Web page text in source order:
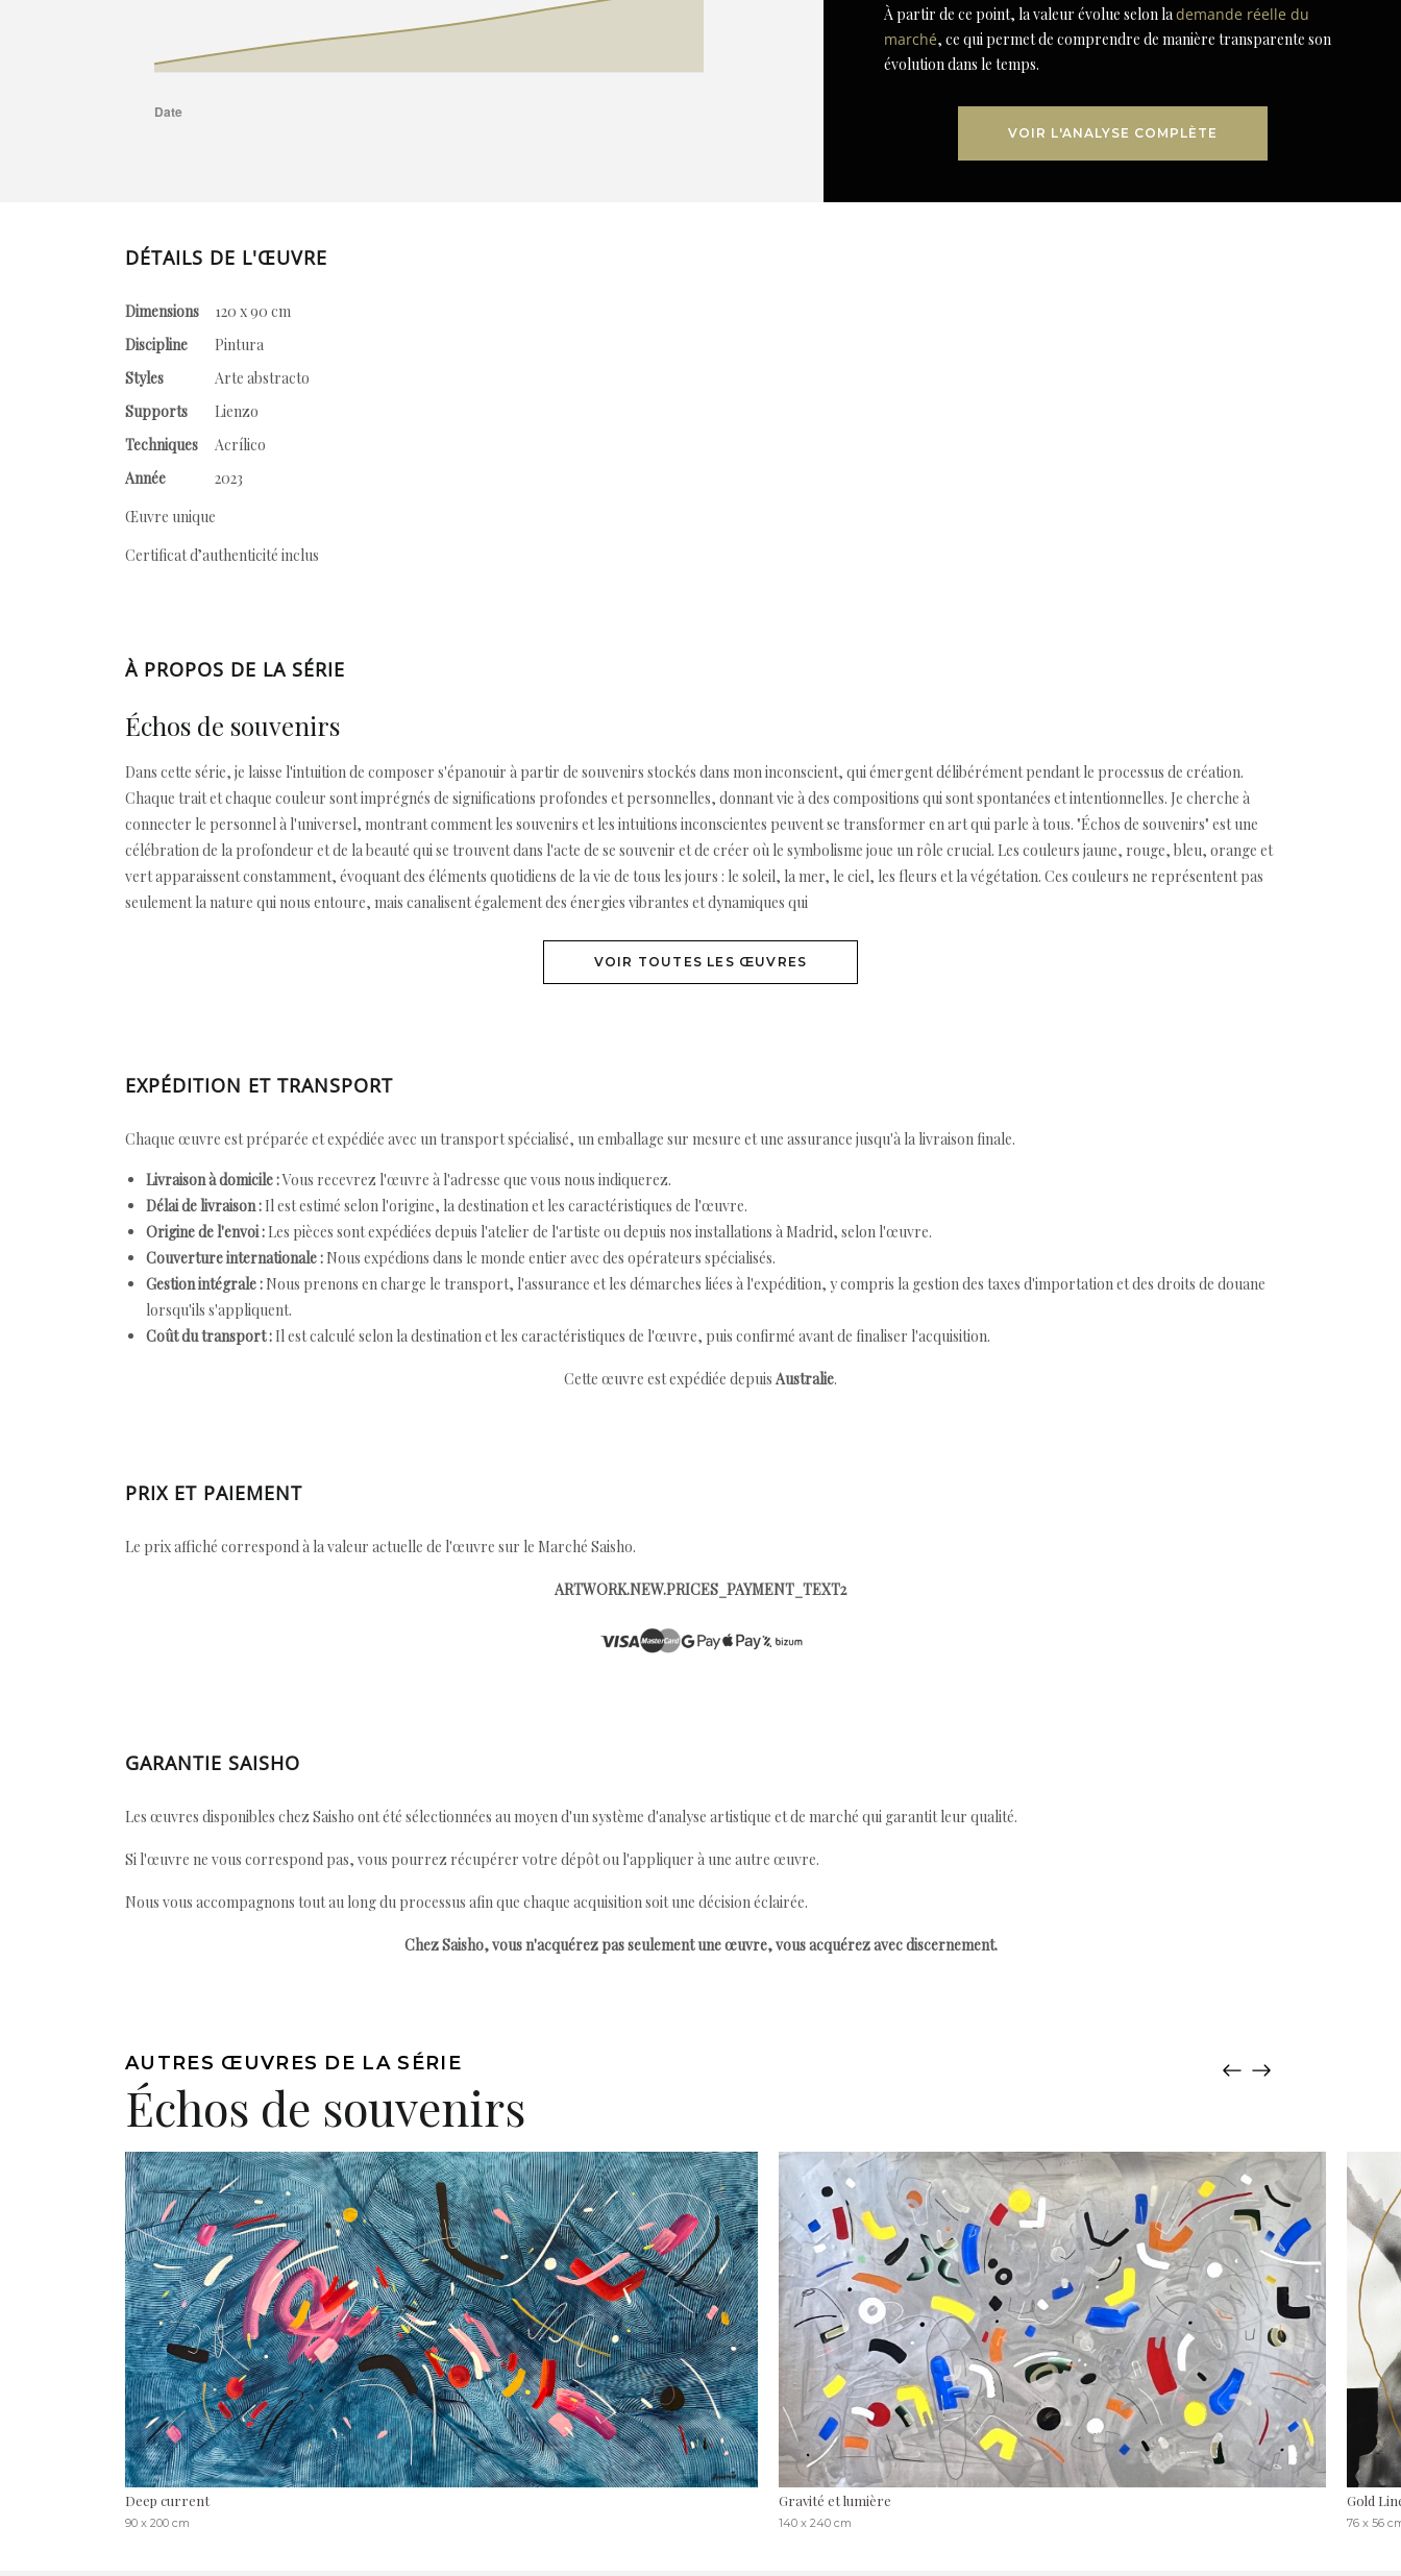
À partir de ce point, la valeur évolue selon lademande réelle du
marché, ce qui permet de comprendre de manière transparente son
évolution dans le temps.
VOIR L'ANALYSE COMPLÈTE
DÉTAILS DE L'ŒUVRE
Dimensions
120 x 90 cm
Discipline
Pintura
Styles
Arte abstracto
Supports
Lienzo
Techniques
Acrílico
Année
2023
Œuvre unique
Certificat d’authenticité inclus
À PROPOS DE LA SÉRIE
Échos de souvenirs
Dans cette série, je laisse l'intuition de composer s'épanouir à partir de souvenirs stockés dans mon inconscient, qui émergent délibérément pendant le processus de création.
Chaque trait et chaque couleur sont imprégnés de significations profondes et personnelles, donnant vie à des compositions qui sont spontanées et intentionnelles. Je cherche à
connecter le personnel à l'universel, montrant comment les souvenirs et les intuitions inconscientes peuvent se transformer en art qui parle à tous. "Échos de souvenirs" est une
célébration de la profondeur et de la beauté qui se trouvent dans l'acte de se souvenir et de créer où le symbolisme joue un rôle crucial. Les couleurs jaune, rouge, bleu, orange et
vert apparaissent constamment, évoquant des éléments quotidiens de la vie de tous les jours : le soleil, la mer, le ciel, les fleurs et la végétation. Ces couleurs ne représentent pas
seulement la nature qui nous entoure, mais canalisent également des énergies vibrantes et dynamiques qui
VOIR TOUTES LES ŒUVRES
EXPÉDITION ET TRANSPORT
Chaque œuvre est préparée et expédiée avec un transport spécialisé, un emballage sur mesure et une assurance jusqu'à la livraison finale.
Livraison à domicile :Vous recevrez l'œuvre à l'adresse que vous nous indiquerez.
Délai de livraison : Il est estimé selon l'origine, la destination et les caractéristiques de l'œuvre.
Origine de l'envoi : Les pièces sont expédiées depuis l'atelier de l'artiste ou depuis nos installations à Madrid, selon l'œuvre.
Couverture internationale : Nous expédions dans le monde entier avec des opérateurs spécialisés.
Gestion intégrale : Nous prenons en charge le transport, l'assurance et les démarches liées à l'expédition, y compris la gestion des taxes d'importation et des droits de douane
lorsqu'ils s'appliquent.
Coût du transport : Il est calculé selon la destination et les caractéristiques de l'œuvre, puis confirmé avant de finaliser l'acquisition.
Cette œuvre est expédiée depuis Australie.
PRIX ET PAIEMENT
Le prix affiché correspond à la valeur actuelle de l'œuvre sur le Marché Saisho.
ARTWORK.NEW.PRICES_PAYMENT_TEXT2
GARANTIE SAISHO
Les œuvres disponibles chez Saisho ont été sélectionnées au moyen d'un système d'analyse artistique et de marché qui garantit leur qualité.
Si l'œuvre ne vous correspond pas, vous pourrez récupérer votre dépôt ou l'appliquer à une autre œuvre.
Nous vous accompagnons tout au long du processus afin que chaque acquisition soit une décision éclairée.
Chez Saisho, vous n'acquérez pas seulement une œuvre, vous acquérez avec discernement.
AUTRES ŒUVRES DE LA SÉRIE
Échos de souvenirs
Deep current
90 x 200 cm
Gravité et lumière
140 x 240 cm
Gold
76 x 56